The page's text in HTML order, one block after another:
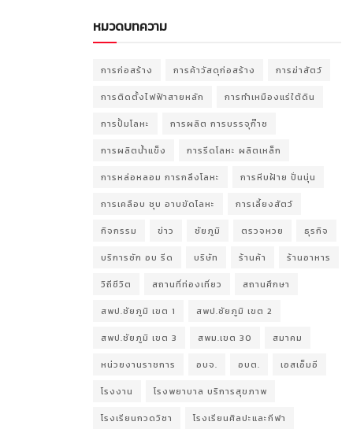
หมวดบทความ
การก่อสร้าง การค้าวัสดุก่อสร้าง การฆ่าสัตว์
การติดตั้งไฟฟ้าสายหลัก การทำเหมืองแร่ใต้ดิน
การปั้มโลหะ การผลิต การบรรจุก๊าซ
การผลิตน้ำแข็ง การรีดโลหะ ผลิตเหล็ก
การหล่อหลอม การกลึงโลหะ การหีบฝ้าย ปั่นนุ่น
การเคลือบ ชุบ อาบขัดโลหะ การเลี้ยงสัตว์
กิจกรรม ข่าว ชัยภูมิ ตรวจหวย ธุรกิจ
บริการซัก อบ รีด บริษัท ร้านค้า ร้านอาหาร
วิถีชีวิต สถานที่ท่องเที่ยว สถานศึกษา
สพป.ชัยภูมิ เขต 1 สพป.ชัยภูมิ เขต 2
สพป.ชัยภูมิ เขต 3 สพม.เขต 30 สมาคม
หน่วยงานราชการ อบจ. อบต. เอสเอ็มอี
โรงงาน โรงพยาบาล บริการสุขภาพ
โรงเรียนกวดวิชา โรงเรียนศิลปะและกีฬา